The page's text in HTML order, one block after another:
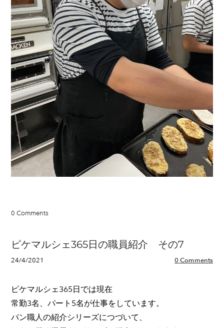
0 Comments
ピケマルシェ365日の職員紹介 その7
24/4/2021 0 Comments
ピケマルシェ365日では現在
常勤3名、パート5名が仕事をしています。
パン職人の紹介シリーズにつづいて、